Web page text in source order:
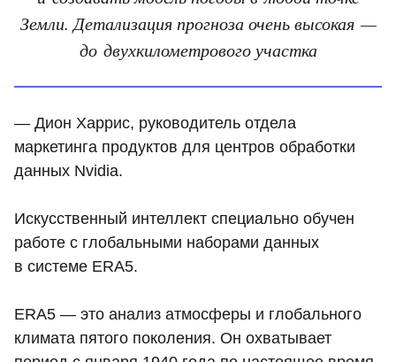
Земли. Детализация прогноза очень высокая —
до двухкилометрового участка
— Дион Харрис, руководитель отдела
маркетинга продуктов для центров обработки
данных Nvidia.
Искусственный интеллект специально обучен
работе с глобальными наборами данных
в системе ERA5.
ERA5 — это анализ атмосферы и глобального
климата пятого поколения. Он охватывает